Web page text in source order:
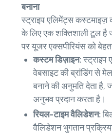
बनाना
स्ट्राइप एलिमेंट्स कस्टमाइज़
के लिए एक शक्तिशाली टूल है
पर यूजर एक्सपीरियंस को
कस्टम डिज़ाइन:स्ट्राइप
वेबसाइट की ब्रांडिंग से
बनाने की अनुमति देता
अनुभव प्रदान करता है।
रियल-टाइम वैलिडेशन:
वैलिडेशन भुगतान